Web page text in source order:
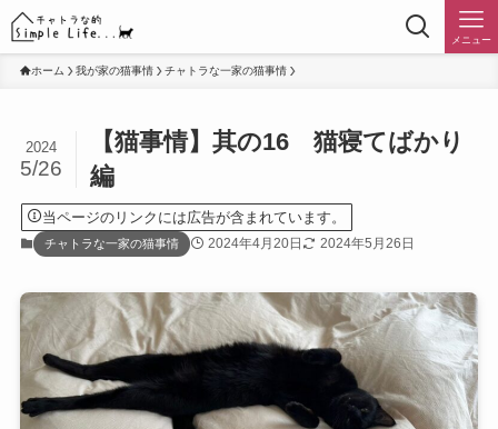
メニュー
ホーム 我が家の猫事情 チャトラな一家の猫事情
【猫事情】其の16 猫寝てばかり
編
2024
5/26
当ページのリンクには広告が含まれています。
チャトラな一家の猫事情 2024年4月20日 2024年5月26日